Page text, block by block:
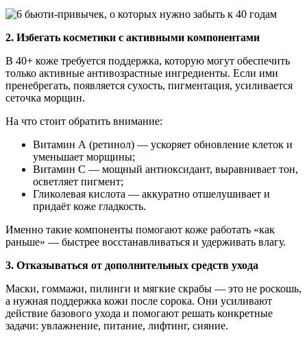
2. Избегать косметики с активными компонентами
В 40+ коже требуется поддержка, которую могут обеспечить
только активные антивозрастные ингредиенты. Если ими
пренебрегать, появляется сухость, пигментация, усиливается
сеточка морщин.
На что стоит обратить внимание:
Витамин А (ретинол) — ускоряет обновление клеток и
уменьшает морщины;
Витамин С — мощный антиоксидант, выравнивает тон,
осветляет пигмент;
Гликолевая кислота — аккуратно отшелушивает и
придаёт коже гладкость.
Именно такие компоненты помогают коже работать «как
раньше» — быстрее восстанавливаться и удерживать влагу.
3. Отказываться от дополнительных средств ухода
Маски, гоммажи, пилинги и мягкие скрабы — это не роскошь,
а нужная поддержка кожи после сорока. Они усиливают
действие базового ухода и помогают решать конкретные
задачи: увлажнение, питание, лифтинг, сияние.